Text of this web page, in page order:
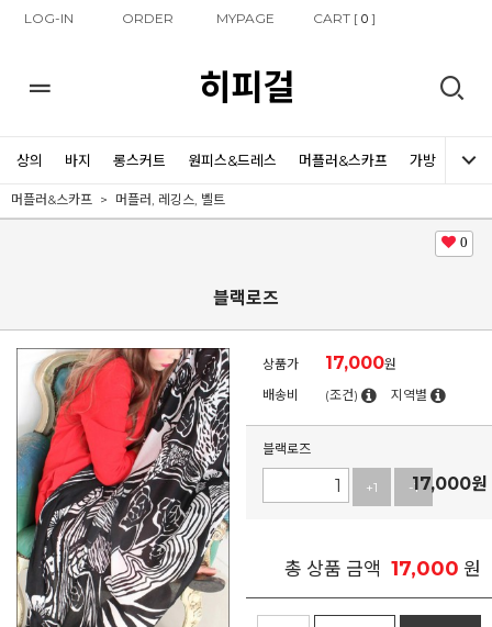
LOG-IN ORDER MYPAGE CART [0 ]
히피걸
상의 바지 롱스커트 원피스&드레스 머플러&스카프 가방 신발
머플러&스카프 머플러, 레깅스, 벨트
0
블랙로즈
상품가 17,000원
배송비
(조건) 지역별
블랙로즈
+1 -117,000원
총 상품 금액 17,000 원